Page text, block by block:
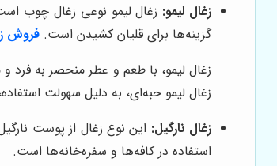
زغال لیمو: زغال لیمو نوعی زغال چوب
گزینه‌ها برای قلیان کشیدن است. فروش
زغال لیمو، با طعم و عطر منحصر به فرد
زغال لیمو حبه‌ای، به دلیل سهولت
زغال نارگیل: این نوع زغال از پوست
استفاده در کافه‌ها و سفره‌خانه‌ها است.